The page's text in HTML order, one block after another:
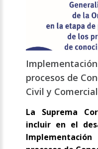
procesos de
Civil y
La Suprema
incluir en el